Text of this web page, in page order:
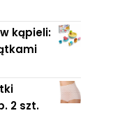
w kąpieli:
2 szt.